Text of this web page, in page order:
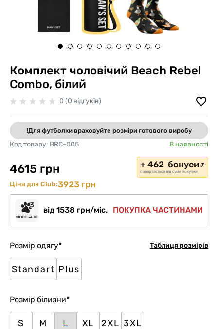
Комплект чоловічий Beach Rebel
Combo, білий
0 (0 відгуків)
❗️Для футболки враховуйте розміри готового виробу
Код товару: BRC-005 В наявності
4615 грн + 462 бонуси
повертається від суми покупки
Ціна для Club:3923 грн
від 1538 грн/міс. ПОКУПКА ЧАСТИНАМИ
Таблиця розмірів
Розмір одягу*
Standart Plus
Розмір білизни*
S M L XL 2XL 3XL